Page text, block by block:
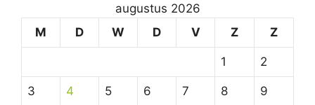
augustus 2026
M
D W D V Z Z
1 2
3 4 5 6 7 8 9